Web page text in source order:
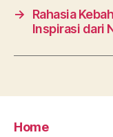
→
Rahasia
Inspirasi dari
Home